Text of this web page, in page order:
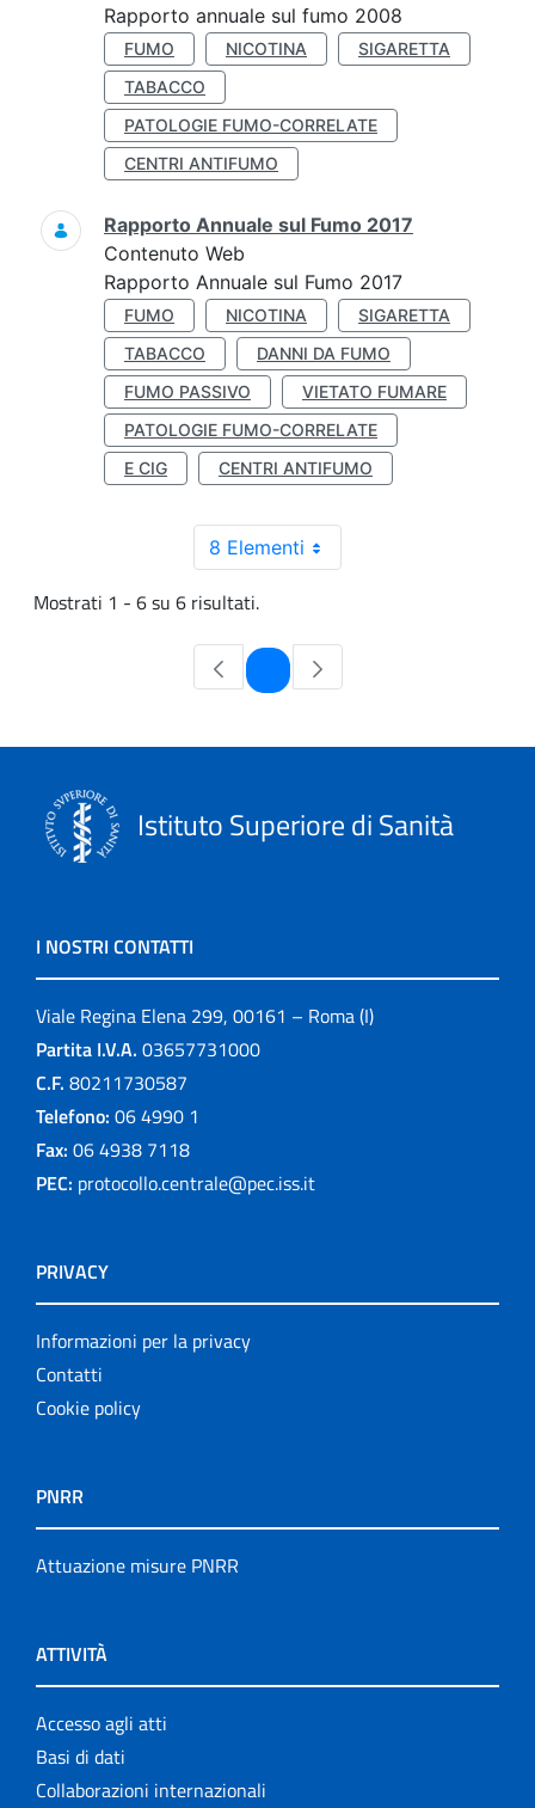
Rapporto annuale sul fumo 2008
FUMO NICOTINA
SIGARETTA
TABACCO
PATOLOGIE FUMO-CORRELATE
CENTRI ANTIFUMO
Rapporto Annuale sul Fumo 2017
Contenuto Web
Rapporto Annuale sul Fumo 2017
FUMO NICOTINA
SIGARETTA
TABACCO
DANNI DA FUMO
FUMO PASSIVO
VIETATO FUMARE
PATOLOGIE FUMO-CORRELATE
E CIG
CENTRI ANTIFUMO
8 Elementi
Mostrati 1 - 6 su 6 risultati.
Pagina
Istituto Superiore di Sanità
I NOSTRI CONTATTI
Viale Regina Elena 299, 00161 – Roma (I)
Partita I.V.A. 03657731000
C.F. 80211730587
Telefono: 06 4990 1
Fax: 06 4938 7118
PEC: protocollo.centrale@pec.iss.it
PRIVACY
Informazioni per la privacy
Contatti
Cookie policy
PNRR
Attuazione misure PNRR
ATTIVITÀ
Accesso agli atti
Basi di dati
Collaborazioni internazionali